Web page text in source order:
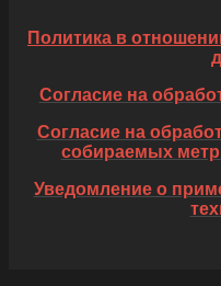
Политика в
Согласие на
Согласие на
собираемых
Уведомление о